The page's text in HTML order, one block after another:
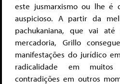
este jusmarxismo ou lhe é
auspicioso. A partir da
pachukaniana, que vai
mercadoria, Grillo
manifestações do jurídico
radicalidade em
contradições em outros